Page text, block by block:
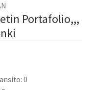
Portafolio,,,
0